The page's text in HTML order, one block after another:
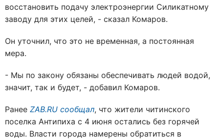
восстановить подачу электроэнергии Силикатному
заводу для этих целей, - сказал Комаров.
Он уточнил, что это не временная, а постоянная
мера.
- Мы по закону обязаны обеспечивать людей водой,
значит, так и будет, - добавил Комаров.
Ранее ZAB.RU сообщал, что жители читинского
поселка Антипиха с 4 июня остались без горячей
воды. Власти города намерены обратиться в